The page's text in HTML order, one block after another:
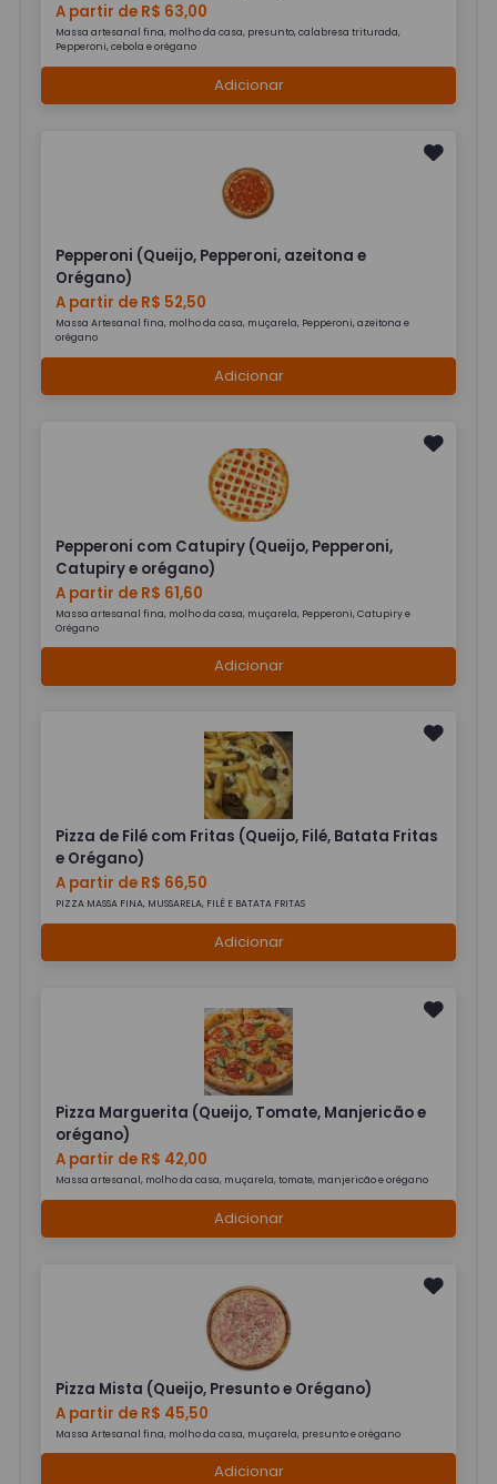
A partir de R$ 63,00
Massa artesanal fina, molho da casa, presunto, calabresa triturada,
Pepperoni, cebola e orégano
Adicionar
Pepperoni (Queijo, Pepperoni, azeitona e
Orégano)
A partir de R$ 52,50
Massa Artesanal fina, molho da casa, muçarela, Pepperoni, azeitona e
orégano
Adicionar
Pepperoni com Catupiry (Queijo, Pepperoni,
Catupiry e orégano)
A partir de R$ 61,60
Massa artesanal fina, molho da casa, muçarela, Pepperoni, Catupiry e
Orégano
Adicionar
Pizza de Filé com Fritas (Queijo, Filé, Batata Fritas
e Orégano)
A partir de R$ 66,50
PIZZA MASSA FINA, MUSSARELA, FILÉ E BATATA FRITAS
Adicionar
Pizza Marguerita (Queijo, Tomate, Manjericão e
orégano)
A partir de R$ 42,00
Massa artesanal, molho da casa, muçarela, tomate, manjericão e orégano
Adicionar
Pizza Mista (Queijo, Presunto e Orégano)
A partir de R$ 45,50
Massa Artesanal fina, molho da casa, muçarela, presunto e orégano
Adicionar